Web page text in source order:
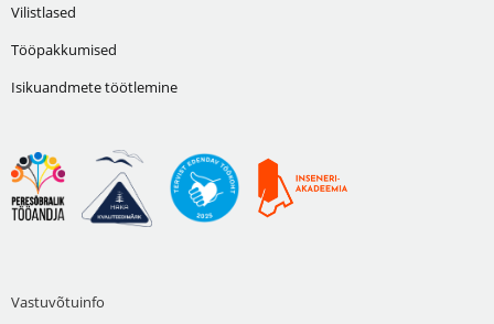
Vilistlased
Tööpakkumised
Isikuandmete töötlemine
Vastuvõtuinfo